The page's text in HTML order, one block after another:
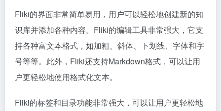
Fliki的界面非常简单易用，用户可以轻松地创建新的知
识库并添加各种内容。Fliki的编辑工具非常强大，它支
持各种富文本格式，如加粗、斜体、下划线、字体和字
号等等。此外，Fliki还支持Markdown格式，可以让用
户更轻松地使用格式化文本。
Fliki的标签和目录功能非常强大，可以让用户更轻松地